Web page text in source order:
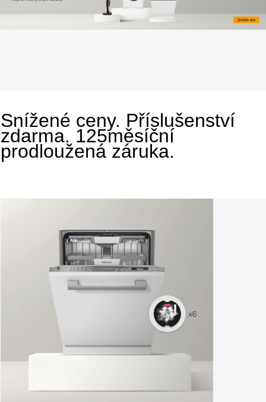
Snížené ceny. Příslušenství
zdarma. 125měsíční
prodloužená záruka.